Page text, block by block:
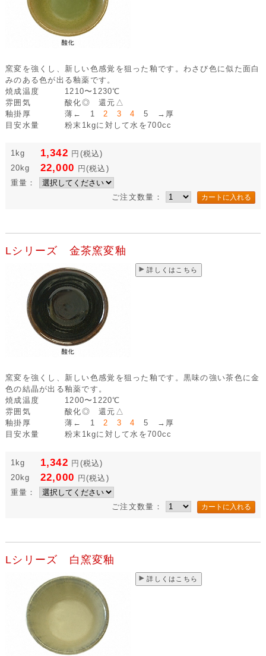
窯変を強くし、新しい色感覚を狙った釉です。わさび色に似た面白
みのある色が出る釉薬です。
焼成温度
1210〜1230℃
雰囲気
酸化◎ 還元△
釉掛厚
薄← 1 2 3 45 →厚
目安水量
粉末1kgに対して水を700cc
1kg 1,342 円 (税込)
20kg
22,000 円 (税込)
重量：
ご注文数量：
Lシリーズ 金茶窯変釉
詳しくはこちら
窯変を強くし、新しい色感覚を狙った釉です。黒味の強い茶色に金
色の結晶が出る釉薬です。
焼成温度
1200〜1220℃
雰囲気
酸化◎ 還元△
釉掛厚
薄← 12 3 45 →厚
目安水量
粉末1kgに対して水を700cc
1kg 1,342 円 (税込)
20kg
22,000 円(税込)
重量：
ご注文数量：
Lシリーズ 白窯変釉
詳しくはこちら